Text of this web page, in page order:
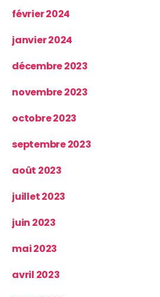
février 2024
janvier 2024
décembre 2023
novembre 2023
octobre 2023
septembre 2023
août 2023
juillet 2023
juin 2023
mai 2023
avril 2023